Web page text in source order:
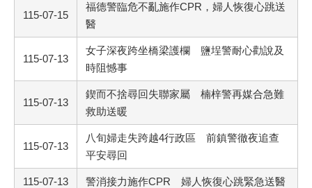
115-07-15
福德警臨危不亂施作CPR，婦人恢復心跳送
醫
115-07-13
女子深夜跨坐橋梁護欄 鹽埕警耐心勸說及
時阻憾事
115-07-13
鍥而不捨尋回失聯家屬 楠梓警再媒合急難
救助送暖
115-07-13
八旬婦走失跨越4行政區 前鎮警徹夜追查
平安尋回
115-07-13 警消接力施作CPR 婦人恢復心跳緊急送醫